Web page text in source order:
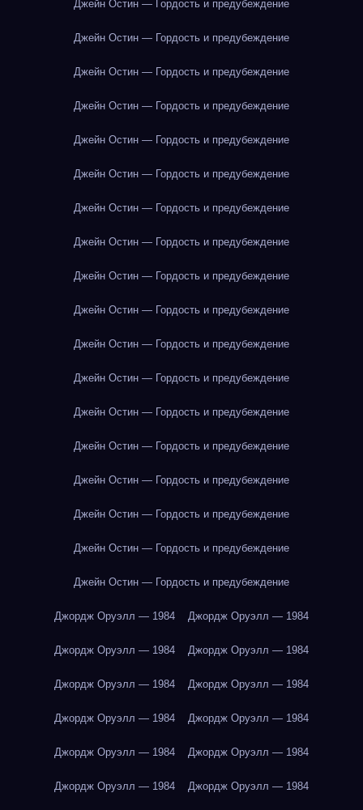
Джейн Остин — Гордость и предубеждение
Джейн Остин — Гордость и предубеждение
Джейн Остин — Гордость и предубеждение
Джейн Остин — Гордость и предубеждение
Джейн Остин — Гордость и предубеждение
Джейн Остин — Гордость и предубеждение
Джейн Остин — Гордость и предубеждение
Джейн Остин — Гордость и предубеждение
Джейн Остин — Гордость и предубеждение
Джейн Остин — Гордость и предубеждение
Джейн Остин — Гордость и предубеждение
Джейн Остин — Гордость и предубеждение
Джейн Остин — Гордость и предубеждение
Джейн Остин — Гордость и предубеждение
Джейн Остин — Гордость и предубеждение
Джейн Остин — Гордость и предубеждение
Джейн Остин — Гордость и предубеждение
Джейн Остин — Гордость и предубеждение
Джордж Оруэлл — 1984 Джордж Оруэлл — 1984
Джордж Оруэлл — 1984 Джордж Оруэлл — 1984
Джордж Оруэлл — 1984 Джордж Оруэлл — 1984
Джордж Оруэлл — 1984 Джордж Оруэлл — 1984
Джордж Оруэлл — 1984 Джордж Оруэлл — 1984
Джордж Оруэлл — 1984 Джордж Оруэлл — 1984